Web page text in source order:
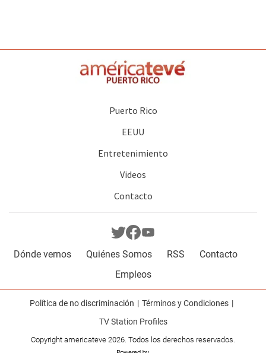
Puerto Rico
EEUU
Entretenimiento
Videos
Contacto
Dónde vernos Quiénes Somos RSS
Contacto
Empleos
Política de no discriminación
Términos y Condiciones
TV Station Profiles
Copyright americateve 2026. Todos los derechos reservados.